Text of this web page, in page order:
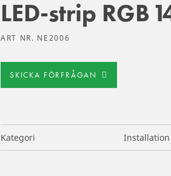
LED-strip RGB
ART NR. NE2006
SKICKA FÖRFRÅGAN
Kategori Installation